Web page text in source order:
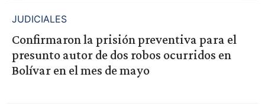
JUDICIALES
Confirmaron la prisión preventiva para el
presunto autor de dos robos ocurridos en
Bolívar en el mes de mayo